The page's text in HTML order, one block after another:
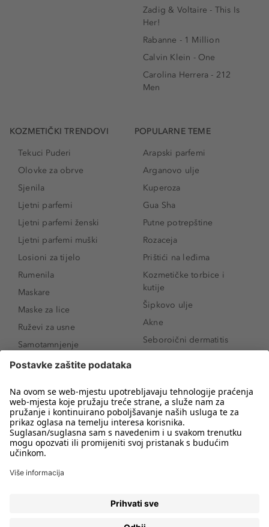
Zadig & Voltaire - This Is
Her!
Rabanne - 1 Million
Calvin Klein - One
Carolina Herrera - 212
Men
KOZMETIČKI TRENDOVI
Tekuci Puderi
Olovke za obrve
Sjenila
Ljetni parfemi
Ljetni parfemi ženski
Ljetni parfemi muški
Losioni za tijelo
Rumenila
Maskare
Maske za lice
Ruževi za usne
Samotamnjenje
Puderi
Proizvodi za obrve
Sunce i zaštita
Serumi za lice
Proizvodi za čišćenje lica
POPULARNE TEME
Arapski parfemi
Arganovo ulje
Kuperoza
Gua Sha
Putne potrepštine
Rozaceja
Prištići na leđima
Kozmetičke torbice i
kutije
Šipkovo ulje
Akne
Seboroični dermatitis
Novo
Koji mi parfem
odgovara?
Kako našminkati oči da
Kako ukloniti mitesere